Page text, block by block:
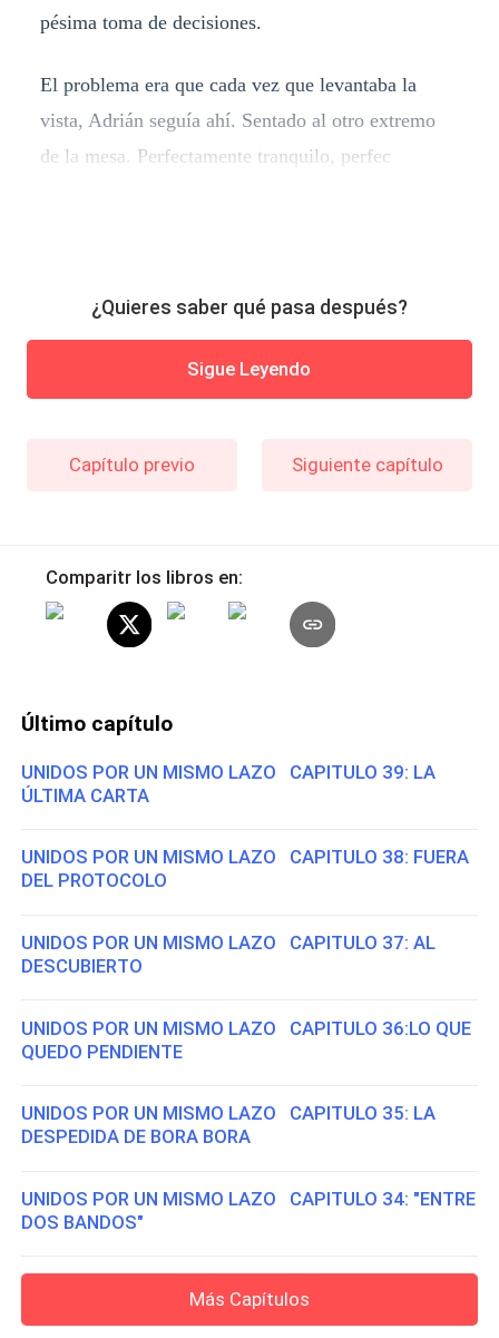
pésima toma de decisiones.
El problema era que cada vez que levantaba la
vista, Adrián seguía ahí. Sentado al otro extremo
de la mesa. Perfectamente tranquilo, perfec
¿Quieres saber qué pasa después?
Sigue Leyendo
Capítulo previo Siguiente capítulo
Comparitr los libros en:
Último capítulo
UNIDOS POR UN MISMO LAZO CAPITULO 39: LA
ÚLTIMA CARTA
UNIDOS POR UN MISMO LAZO CAPITULO 38: FUERA
DEL PROTOCOLO
UNIDOS POR UN MISMO LAZO CAPITULO 37: AL
DESCUBIERTO
UNIDOS POR UN MISMO LAZO CAPITULO 36:LO QUE
QUEDO PENDIENTE
UNIDOS POR UN MISMO LAZO CAPITULO 35: LA
DESPEDIDA DE BORA BORA
UNIDOS POR UN MISMO LAZO CAPITULO 34: "ENTRE
DOS BANDOS"
Más Capítulos